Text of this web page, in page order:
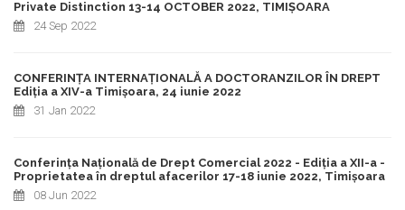
Private Distinction 13-14 OCTOBER 2022, TIMIȘOARA
24 Sep 2022
CONFERINȚA INTERNAȚIONALĂ A DOCTORANZILOR ÎN DREPT
Ediția a XIV-a Timișoara, 24 iunie 2022
31 Jan 2022
Conferința Națională de Drept Comercial 2022 - Ediția a XII-a -
Proprietatea în dreptul afacerilor 17-18 iunie 2022, Timișoara
08 Jun 2022